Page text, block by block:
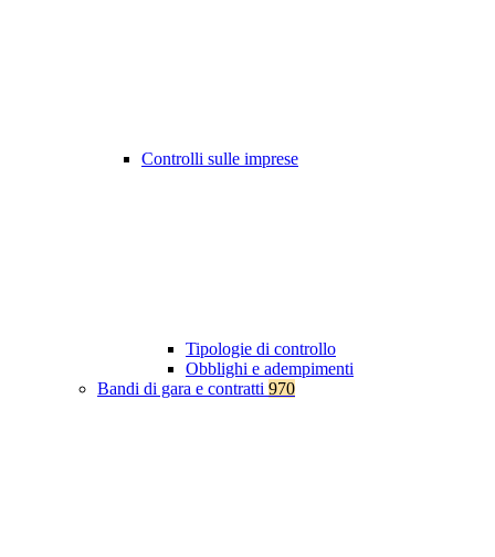
Controlli sulle imprese
Tipologie di controllo
Obblighi e adempimenti
Bandi di gara e contratti 970